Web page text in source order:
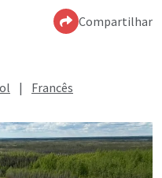
Compartilhar
| Francês